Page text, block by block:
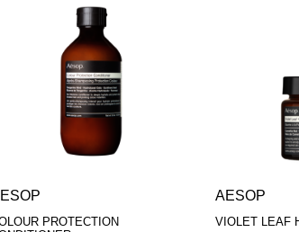
PROTECTION
AESOP
VIOLET LEAF